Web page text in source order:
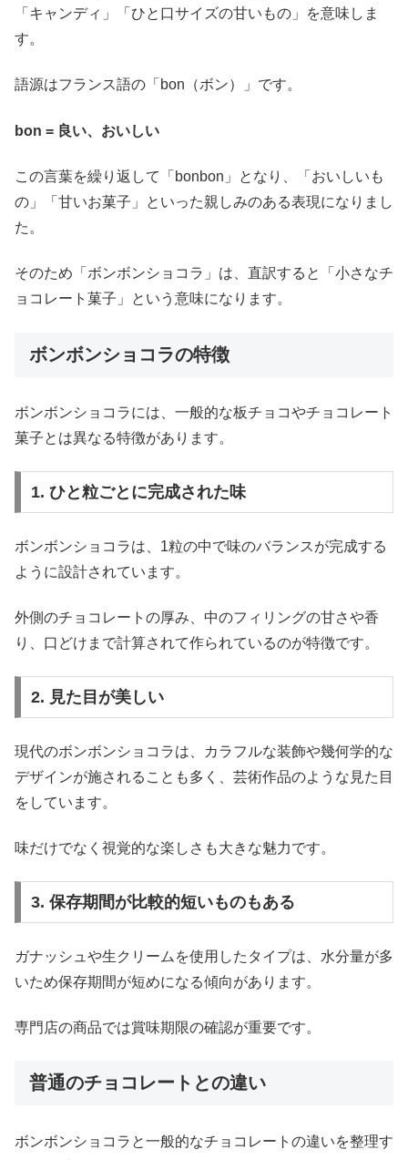
「キャンディ」「ひと口サイズの甘いもの」を意味しま
す。
語源はフランス語の「bon（ボン）」です。
bon = 良い、おいしい
この言葉を繰り返して「bonbon」となり、「おいしいも
の」「甘いお菓子」といった親しみのある表現になりまし
た。
そのため「ボンボンショコラ」は、直訳すると「小さなチ
ョコレート菓子」という意味になります。
ボンボンショコラの特徴
ボンボンショコラには、一般的な板チョコやチョコレート
菓子とは異なる特徴があります。
1. ひと粒ごとに完成された味
ボンボンショコラは、1粒の中で味のバランスが完成する
ように設計されています。
外側のチョコレートの厚み、中のフィリングの甘さや香
り、口どけまで計算されて作られているのが特徴です。
2. 見た目が美しい
現代のボンボンショコラは、カラフルな装飾や幾何学的な
デザインが施されることも多く、芸術作品のような見た目
をしています。
味だけでなく視覚的な楽しさも大きな魅力です。
3. 保存期間が比較的短いものもある
ガナッシュや生クリームを使用したタイプは、水分量が多
いため保存期間が短めになる傾向があります。
専門店の商品では賞味期限の確認が重要です。
普通のチョコレートとの違い
ボンボンショコラと一般的なチョコレートの違いを整理す